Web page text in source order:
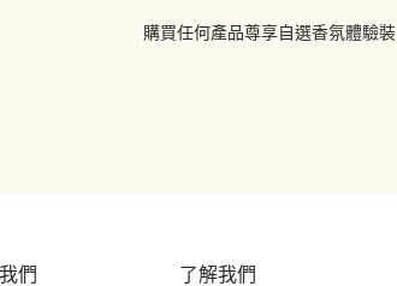
購買任何產品尊享自選香氛體驗裝
們 了解我們